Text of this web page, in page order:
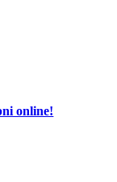
online!